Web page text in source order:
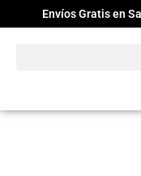
Envíos Gratis en